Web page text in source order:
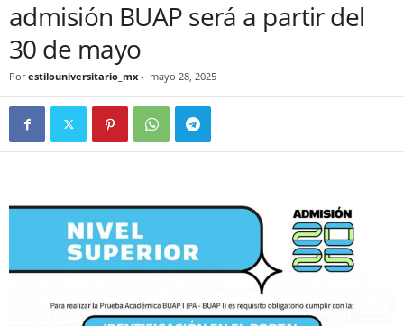
admisión BUAP será a partir del
30 de mayo
Por estilouniversitario_mx - mayo 28, 2025